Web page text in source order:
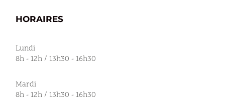
HORAIRES
Lundi
8h - 12h / 13h30 - 16h30
Mardi
8h - 12h / 13h30 - 16h30